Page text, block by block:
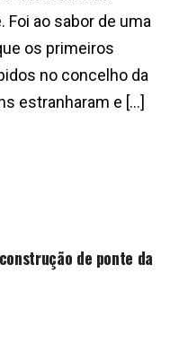
Foi ao sabor de uma
os primeiros
no concelho da
estranharam e […]
de ponte da